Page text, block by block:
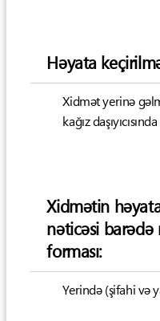
Həyata
Xidmət yerinə
kağız
Xidmətin
nəticəsi barədə
forması:
Yerində (şifahi və